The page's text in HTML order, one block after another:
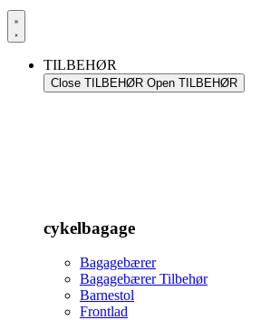
TILBEHØR
Close TILBEHØR Open TILBEHØR
cykelbagage
Bagagebærer
Bagagebærer Tilbehør
Barnestol
Frontlad